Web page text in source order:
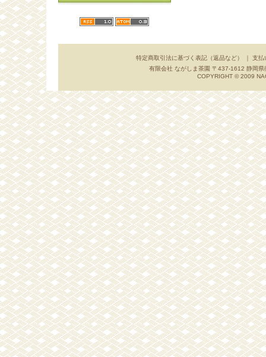
特定商取引法に基づく表記（返品など）
支払
有限会社 ながしま茶園 〒437-1612 静岡
COPYRIGHT © 2009